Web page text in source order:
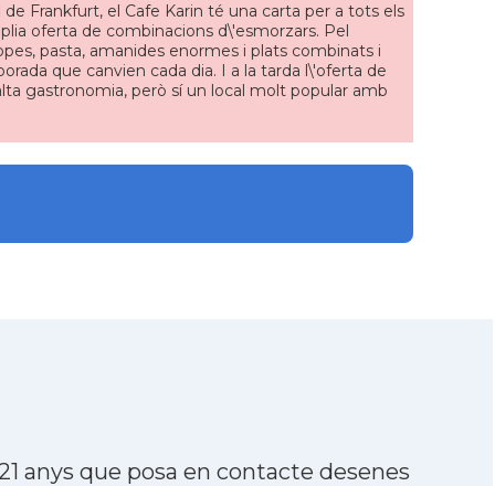
Frankfurt, el Cafe Karin té una carta per a tots els
oferta de combinacions d\'esmorzars. Pel
pasta, amanides enormes i plats combinats i
que canvien cada dia. I a la tarda l\'oferta de
gastronomia, però sí un local molt popular amb
anys que posa en contacte desenes